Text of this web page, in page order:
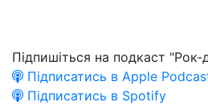
Підпишіться на подкаст "Рок-
Підписатись в Apple
Підписатись в Spotify